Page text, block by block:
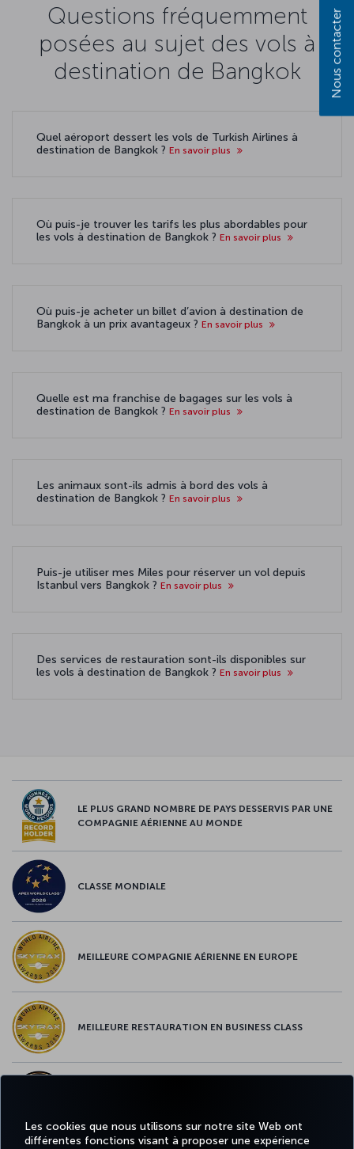
Les cookies que nous utilisons sur notre site Web ont
différentes fonctions visant à proposer une expérience
Questions fréquemment
posées au sujet des vols à
destination de Bangkok
Quel aéroport dessert les vols de Turkish Airlines à
destination de Bangkok ? En savoir plus
Où puis-je trouver les tarifs les plus abordables pour
les vols à destination de Bangkok ? En savoir plus
Où puis-je acheter un billet d’avion à destination de
Bangkok à un prix avantageux ? En savoir plus
Quelle est ma franchise de bagages sur les vols à
destination de Bangkok ? En savoir plus
Les animaux sont-ils admis à bord des vols à
destination de Bangkok ? En savoir plus
Puis-je utiliser mes Miles pour réserver un vol depuis
Istanbul vers Bangkok ? En savoir plus
Des services de restauration sont-ils disponibles sur
les vols à destination de Bangkok ? En savoir plus
LE PLUS GRAND NOMBRE DE PAYS DESSERVIS PAR UNE
COMPAGNIE AÉRIENNE AU MONDE
CLASSE MONDIALE
MEILLEURE COMPAGNIE AÉRIENNE EN EUROPE
MEILLEURE RESTAURATION EN BUSINESS CLASS
Nous contacter